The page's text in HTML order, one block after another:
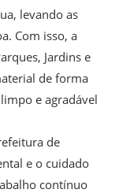
levando as
Com isso, a
Jardins e
de forma
e agradável
de
e o cuidado
contínuo